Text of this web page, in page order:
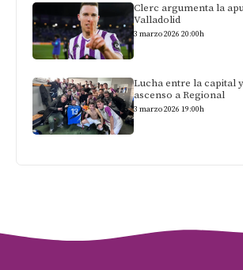
Clerc argumenta la
Valladolid
3 marzo 2026 20:00h
Lucha entre la capital
ascenso a Regional
3 marzo 2026 19:00h